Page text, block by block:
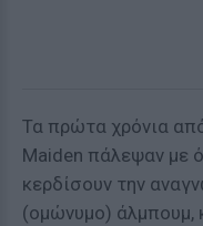
Τα πρώτα χρόνια
Maiden πάλεψαν με
κερδίσουν την
(ομώνυμο) άλμπουμ,